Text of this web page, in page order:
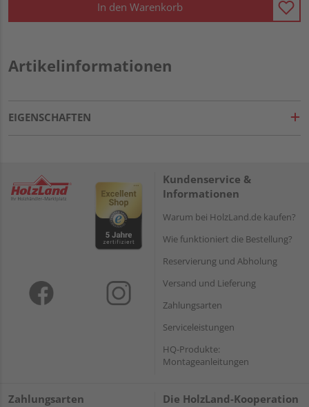
In den Warenkorb
Artikelinformationen
EIGENSCHAFTEN
Kundenservice &
Informationen
Warum bei HolzLand.de kaufen?
Wie funktioniert die Bestellung?
Reservierung und Abholung
Versand und Lieferung
Zahlungsarten
Serviceleistungen
HQ-Produkte:
Montageanleitungen
Zahlungsarten Die HolzLand-Kooperation